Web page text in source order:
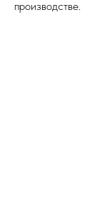
производстве.